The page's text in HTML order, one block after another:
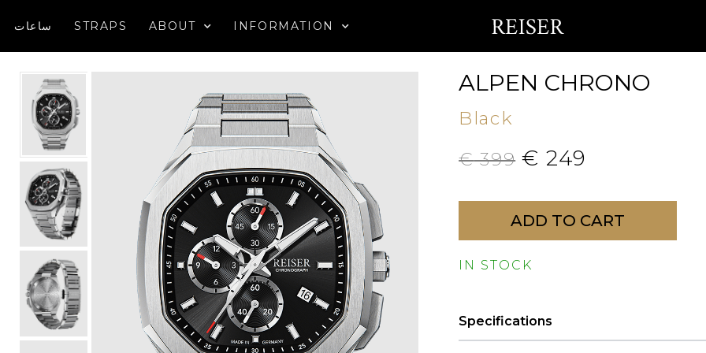
ساعات STRAPS ABOUT INFORMATION
ALPEN CHRONO
Black
€399 € 249
ADD TO CART
IN STOCK
Specifications